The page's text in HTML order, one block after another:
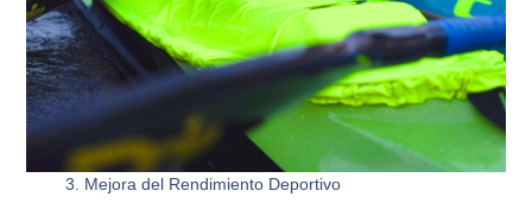
3. Mejora del Rendimiento Deportivo